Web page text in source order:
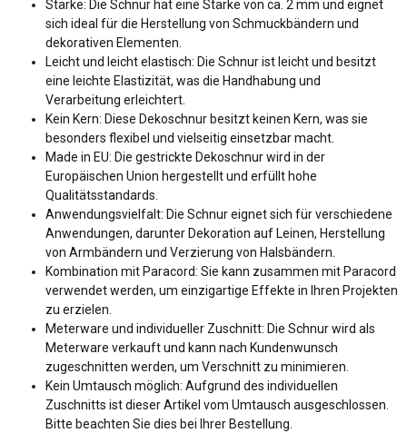
Stärke: Die Schnur hat eine Stärke von ca. 2 mm und eignet
sich ideal für die Herstellung von Schmuckbändern und
dekorativen Elementen.
Leicht und leicht elastisch: Die Schnur ist leicht und besitzt
eine leichte Elastizität, was die Handhabung und
Verarbeitung erleichtert.
Kein Kern: Diese Dekoschnur besitzt keinen Kern, was sie
besonders flexibel und vielseitig einsetzbar macht.
Made in EU: Die gestrickte Dekoschnur wird in der
Europäischen Union hergestellt und erfüllt hohe
Qualitätsstandards.
Anwendungsvielfalt: Die Schnur eignet sich für verschiedene
Anwendungen, darunter Dekoration auf Leinen, Herstellung
von Armbändern und Verzierung von Halsbändern.
Kombination mit Paracord: Sie kann zusammen mit Paracord
verwendet werden, um einzigartige Effekte in Ihren Projekten
zu erzielen.
Meterware und individueller Zuschnitt: Die Schnur wird als
Meterware verkauft und kann nach Kundenwunsch
zugeschnitten werden, um Verschnitt zu minimieren.
Kein Umtausch möglich: Aufgrund des individuellen
Zuschnitts ist dieser Artikel vom Umtausch ausgeschlossen.
Bitte beachten Sie dies bei Ihrer Bestellung.